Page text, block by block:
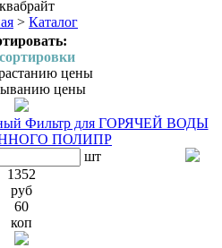
> Каталог
сортировки
цены
цены
Фильтр для ГОРЯЧЕЙ ВОДЫ
ПОЛИПР
шт
1352
руб
60
коп